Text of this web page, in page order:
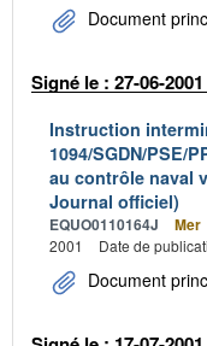
Document
Signé le : 27-06-2001
Instruction
1094/SGDN/PSE/
au contrôle naval
Journal officiel)
EQUO0110164J Mer
2001
Date de
Document